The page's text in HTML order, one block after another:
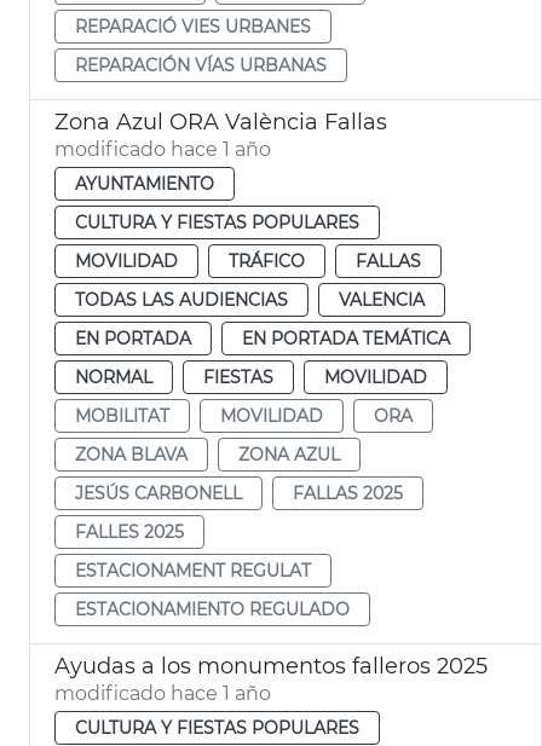
REPARACIÓ VIES URBANES
REPARACIÓN VÍAS URBANAS
Zona Azul ORA València Fallas
modificado hace 1 año
AYUNTAMIENTO
CULTURA Y FIESTAS POPULARES
MOVILIDAD
TRÁFICO
FALLAS
TODAS LAS AUDIENCIAS
VALENCIA
EN PORTADA
EN PORTADA TEMÁTICA
NORMAL
FIESTAS
MOVILIDAD
MOBILITAT
MOVILIDAD
ORA
ZONA BLAVA
ZONA AZUL
JESÚS CARBONELL
FALLAS 2025
FALLES 2025
ESTACIONAMENT REGULAT
ESTACIONAMIENTO REGULADO
Ayudas a los monumentos falleros 2025
modificado hace 1 año
CULTURA Y FIESTAS POPULARES